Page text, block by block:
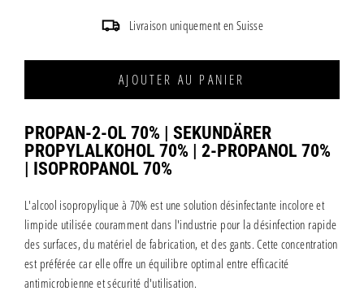
Livraison uniquement en Suisse
AJOUTER AU PANIER
PROPAN-2-OL 70% | SEKUNDÄRER
PROPYLALKOHOL 70% | 2-PROPANOL 70%
| ISOPROPANOL 70%
L'alcool isopropylique à 70% est une solution désinfectante incolore et
limpide utilisée couramment dans l'industrie pour la désinfection rapide
des surfaces, du matériel de fabrication, et des gants. Cette concentration
est préférée car elle offre un équilibre optimal entre efficacité
antimicrobienne et sécurité d'utilisation.